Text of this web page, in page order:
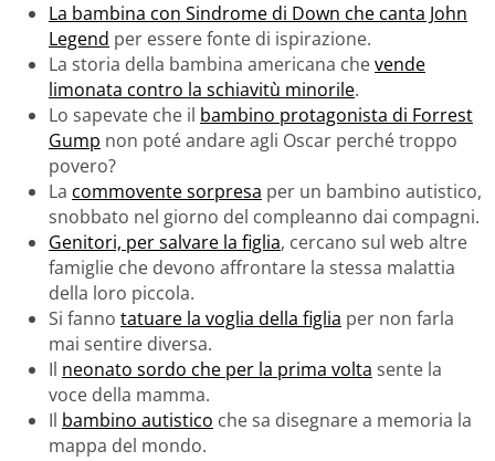
La bambina con Sindrome di Down che canta John
Legend per essere fonte di ispirazione.
La storia della bambina americana chevende
limonata contro la schiavitù minorile.
Lo sapevate che il bambino protagonista di Forrest
Gump non poté andare agli Oscar perché troppo
povero?
La commovente sorpresa per un bambino autistico,
snobbato nel giorno del compleanno dai compagni.
Genitori, per salvare la figlia, cercano sul web altre
famiglie che devono affrontare la stessa malattia
della loro piccola.
Si fanno tatuare la voglia della figlia per non farla
mai sentire diversa.
Il neonato sordo che per la prima volta sente la
voce della mamma.
Il bambino autistico che sa disegnare a memoria la
mappa del mondo.